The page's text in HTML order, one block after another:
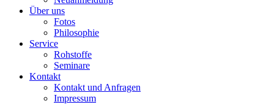
Über uns
Fotos
Philosophie
Service
Rohstoffe
Seminare
Kontakt
Kontakt und Anfragen
Impressum